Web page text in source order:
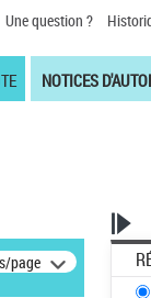
Une question ?
NOTICES
page